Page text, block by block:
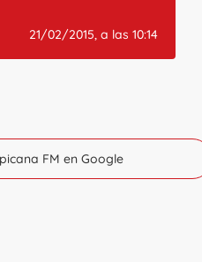
21/02/2015, a las 10:14
FM en Google